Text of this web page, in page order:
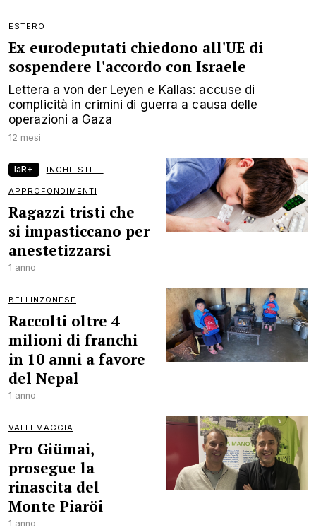
ESTERO
Ex eurodeputati chiedono all'UE di
sospendere l'accordo con Israele
Lettera a von der Leyen e Kallas: accuse di
complicità in crimini di guerra a causa delle
operazioni a Gaza
12 mesi
laR+ INCHIESTE E
APPROFONDIMENTI
Ragazzi tristi che
si impasticcano per
anestetizzarsi
1 anno
BELLINZONESE
Raccolti oltre 4
milioni di franchi
in 10 anni a favore
del Nepal
1 anno
VALLEMAGGIA
Pro Giümai,
prosegue la
rinascita del
Monte Piaröi
1 anno